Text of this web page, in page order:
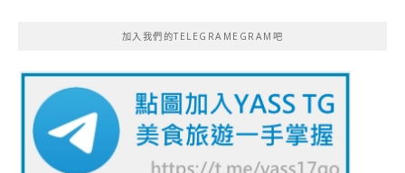
加入我們的TELEGRAMEGRAM吧